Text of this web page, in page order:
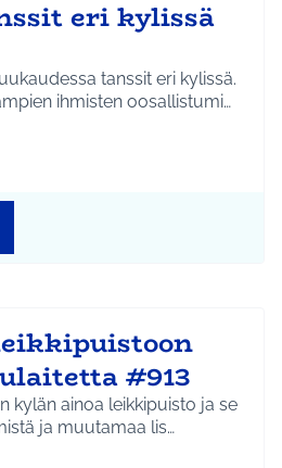
eri kylissä
tanssit eri kylissä.
ihmisten oosallistumi…
Koko Tuusula
#913
kylän ainoa leikkipuisto ja se
ja muutamaa lis…